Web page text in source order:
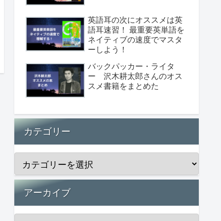
英語耳の次にオススメは英
語耳速習！ 最重要英単語を
ネイティブの速度でマスタ
ーしよう！
バックパッカー・ライタ
ー 沢木耕太郎さんのオス
スメ書籍をまとめた
カテゴリー
アーカイブ